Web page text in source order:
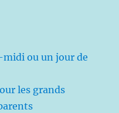
midi ou un jour de
les grands